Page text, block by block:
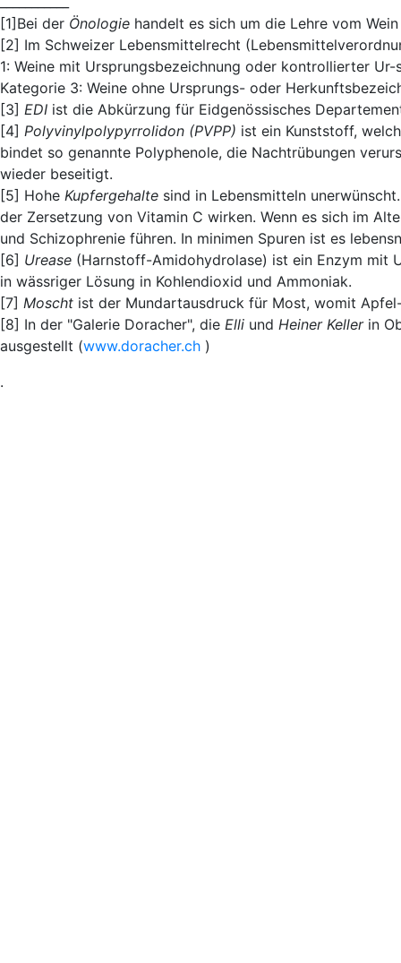
[1]Bei der Önologie handelt es sich um die Lehre vom
[2] Im Schweizer Lebensmittelrecht
1: Weine mit Ursprungsbezeichnung oder kontrollierter
Kategorie 3: Weine ohne Ursprungs- oder
[3] EDI ist die Abkürzung für Eidgenössisches
[4] Polyvinylpolypyrrolidon (PVPP) ist ein Kunststoff,
bindet so genannte Polyphenole, die Nachtrübungen
wieder beseitigt.
[5] Hohe Kupfergehalte sind in Lebensmitteln
der Zersetzung von Vitamin C wirken. Wenn es sich im
und Schizophrenie führen. In minimen Spuren ist es
[6] Urease (Harnstoff-Amidohydrolase) ist ein Enzym mit
in wässriger Lösung in Kohlendioxid und Ammoniak.
[7] Moscht ist der Mundartausdruck für Most, womit
[8] In der "Galerie Doracher", die Elli und Heiner Kellerin
ausgestellt (www.doracher.ch )
.